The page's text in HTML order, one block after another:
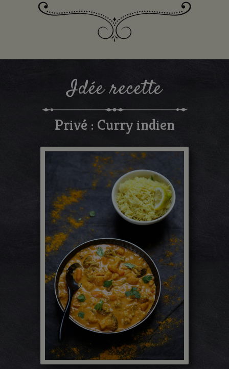
Idée recette
Privé : Curry indien